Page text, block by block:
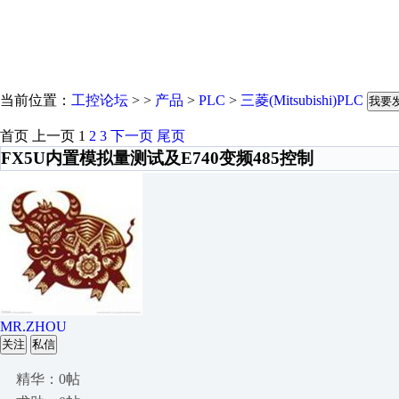
当前位置： 工控论坛 > > 产品 > PLC > 三菱(Mitsubishi)PLC 我要
首页 上一页 1 2 3 下一页 尾页
FX5U内置模拟量测试及E740变频485控制
MR.ZHOU
关注 私信
精华：0帖